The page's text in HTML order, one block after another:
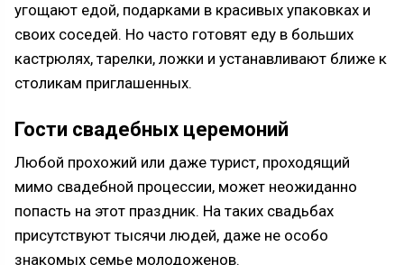
угощают едой, подарками в красивых упаковках и
своих соседей. Но часто готовят еду в больших
кастрюлях, тарелки, ложки и устанавливают ближе к
столикам приглашенных.
Гости свадебных церемоний
Любой прохожий или даже турист, проходящий
мимо свадебной процессии, может неожиданно
попасть на этот праздник. На таких свадьбах
присутствуют тысячи людей, даже не особо
знакомых семье молодоженов.